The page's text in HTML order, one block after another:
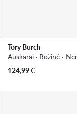
Tory Burch
124,99€